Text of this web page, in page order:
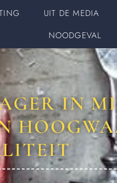
UIT DE MEDIA
NOODGEVAL
IN